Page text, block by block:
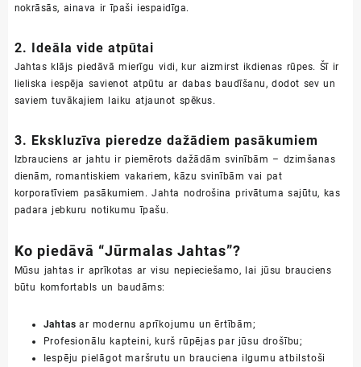
nokrāsās, ainava ir īpaši iespaidīga.
2. Ideāla vide atpūtai
Jahtas klājs piedāvā mierīgu vidi, kur aizmirst ikdienas rūpes. Šī ir
lieliska iespēja savienot atpūtu ar dabas baudīšanu, dodot sev un
saviem tuvākajiem laiku atjaunot spēkus.
3. Ekskluzīva pieredze dažādiem pasākumiem
Izbrauciens ar jahtu ir piemērots dažādām svinībām – dzimšanas
dienām, romantiskiem vakariem, kāzu svinībām vai pat
korporatīviem pasākumiem. Jahta nodrošina privātuma sajūtu, kas
padara jebkuru notikumu īpašu.
Ko piedāvā “Jūrmalas Jahtas”?
Mūsu jahtas ir aprīkotas ar visu nepieciešamo, lai jūsu brauciens
būtu komfortabls un baudāms:
Jahtas ar modernu aprīkojumu un ērtībām;
Profesionālu kapteini, kurš rūpējas par jūsu drošību;
Iespēju pielāgot maršrutu un brauciena ilgumu atbilstoši